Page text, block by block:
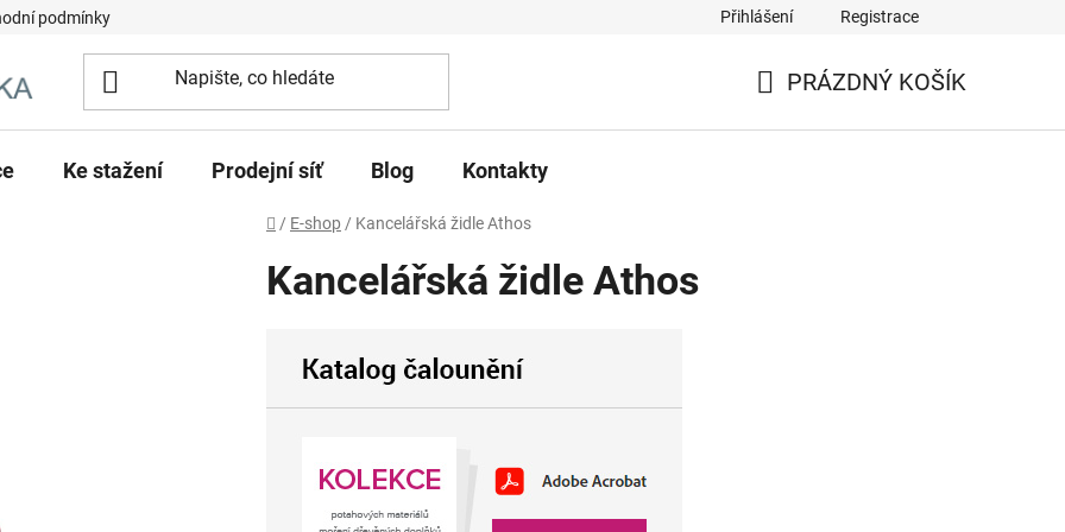
podmínky Přihlášení Registrace
PRÁZDNÝ KOŠÍK
Ke stažení Prodejní síť Blog Kontakty
Domů
/ E-shop / Kancelářská židle Athos
Kancelářská židle Athos